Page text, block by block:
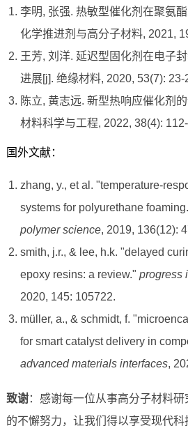
李明, 张强. 热敏型催化剂在聚氨
化学推进剂与高分子材料, 2021,
王芳, 刘洋. 延迟型固化剂在电子
进展[j]. 绝缘材料, 2020, 53(7): 23-
陈立, 黄志远. 新型热响应催化剂
材料科学与工程, 2022, 38(4):
国外文献：
zhang, y., et al. "temperature-
systems for polyurethane
polymer science, 2019, 136(12):
smith, j.r., & lee, h.k. "delayed
epoxy resins: a review." progress
2020, 145: 105722.
müller, a., & schmidt, f.
for smart catalyst delivery in
advanced materials interfaces,
致谢：感谢每一位从事高分子材料研
的不懈努力，让我们得以享受现代科